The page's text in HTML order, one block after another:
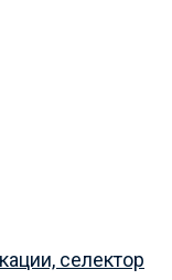
селектор